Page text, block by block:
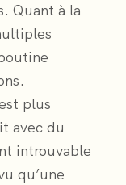
Quant à la
plus
avec du
introuvable
qu’une